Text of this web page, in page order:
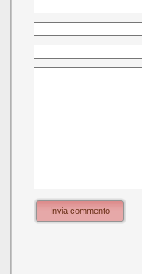
Invia commento